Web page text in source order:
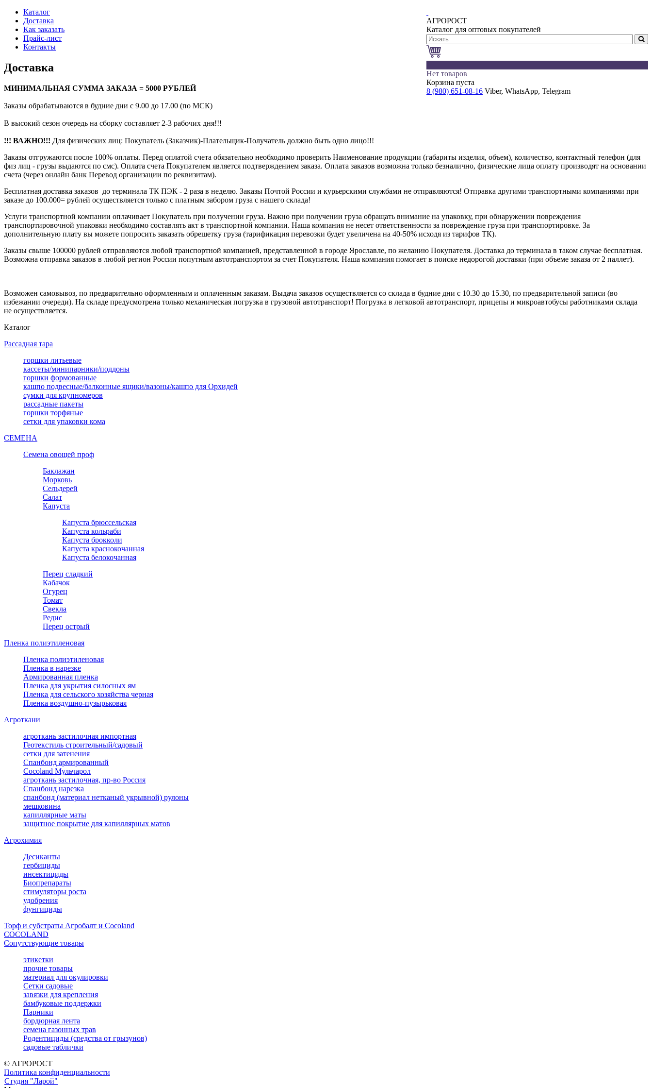
АГРОРОСТ
Каталог для оптовых покупателей
Нет товаров
Корзина пуста
8 (980) 651-08-16 Viber, WhatsApp, Telegram
Каталог
Доставка
Как заказать
Прайс-лист
Контакты
Доставка
МИНИМАЛЬНАЯ СУММА ЗАКАЗА = 5000 РУБЛЕЙ
Заказы обрабатываются в будние дни с 9.00 до 17.00 (по МСК)
В высокий сезон очередь на сборку составляет 2-3 рабочих дня!!!
!!! ВАЖНО!!! Для физических лиц: Покупатель (Заказчик)-Плательщик-Получатель должно быть одно лицо!!!
Заказы отгружаются после 100% оплаты. Перед оплатой счета обязательно необходимо проверить Наименование продукции (габариты изделия, объем), количество, контактный телефон (для
физ лиц - грузы выдаются по смс). Оплата счета Покупателем является подтверждением заказа. Оплата заказов возможна только безналично, физические лица оплату производят на основании
счета (через онлайн банк Перевод организации по реквизитам).
Бесплатная доставка заказов до терминала ТК ПЭК - 2 раза в неделю. Заказы Почтой России и курьерскими службами не отправляются! Отправка другими транспортными компаниями при
заказе до 100.000= рублей осуществляется только с платным забором груза с нашего склада!
Услуги транспортной компании оплачивает Покупатель при получении груза. Важно при получении груза обращать внимание на упаковку, при обнаружении повреждения
транспортировочной упаковки необходимо составлять акт в транспортной компании. Наша компания не несет ответственности за повреждение груза при транспортировке. За
дополнительную плату вы можете попросить заказать обрешетку груза (тарификация перевозки будет увеличена на 40-50% исходя из тарифов ТК).
Заказы свыше 100000 рублей отправляются любой транспортной компанией, представленной в городе Ярославле, по желанию Покупателя. Доставка до терминала в таком случае бесплатная.
Возможна отправка заказов в любой регион России попутным автотранспортом за счет Покупателя. Наша компания помогает в поиске недорогой доставки (при объеме заказа от 2 паллет).
Возможен самовывоз, по предварительно оформленным и оплаченным заказам. Выдача заказов осуществляется со склада в будние дни с 10.30 до 15.30, по предварительной записи (во
избежании очереди). На складе предусмотрена только механическая погрузка в грузовой автотранспорт! Погрузка в легковой автотранспорт, прицепы и микроавтобусы работниками склада
не осуществляется.
Каталог
Рассадная тара
горшки литьевые
кассеты/минипарники/поддоны
горшки формованные
кашпо подвесные/балконные ящики/вазоны/кашпо для Орхидей
сумки для крупномеров
рассадные пакеты
горшки торфяные
сетки для упаковки кома
СЕМЕНА
Семена овощей проф
Баклажан
Морковь
Сельдерей
Салат
Капуста
Капуста брюссельская
Капуста кольраби
Капуста брокколи
Капуста краснокочанная
Капуста белокочанная
Перец сладкий
Кабачок
Огурец
Томат
Свекла
Редис
Перец острый
Пленка полиэтиленовая
Пленка полиэтиленовая
Пленка в нарезке
Армированная пленка
Пленка для укрытия силосных ям
Пленка для сельского хозяйства черная
Пленка воздушно-пузырьковая
Агроткани
агроткань застилочная импортная
Геотекстиль строительный/садовый
сетки для затенения
Спанбонд армированный
Cocoland Мульчарол
агроткань застилочная, пр-во Россия
Спанбонд нарезка
спанбонд (материал нетканый укрывной) рулоны
мешковина
капиллярные маты
защитное покрытие для капиллярных матов
Агрохимия
Десиканты
гербициды
инсектициды
Биопрепараты
стимуляторы роста
удобрения
фунгициды
Торф и субстраты Агробалт и Cocoland
COCOLAND
Сопутствующие товары
этикетки
прочие товары
материал для окулировки
Сетки садовые
завязки для крепления
бамбуковые поддержки
Парники
бордюрная лента
семена газонных трав
Родентициды (средства от грызунов)
садовые таблички
© АГРОРОСТ
Политика конфиденциальности
Студия "Ларой"